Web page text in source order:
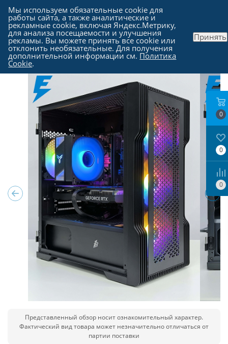
Каталог - Компьютеры в Москве
Представленный обзор носит ознакомительный характер.
Фактический вид товара может незначительно отличаться от
партии поставки
0
0
0
Мы используем обязательные cookie для
работы сайта, а также аналитические и
рекламные cookie, включая Яндекс.Метрику,
для анализа посещаемости и улучшения
рекламы. Вы можете принять все cookie или
отклонить необязательные. Для получения
дополнительной информации см. Политика
Cookie.
Принять